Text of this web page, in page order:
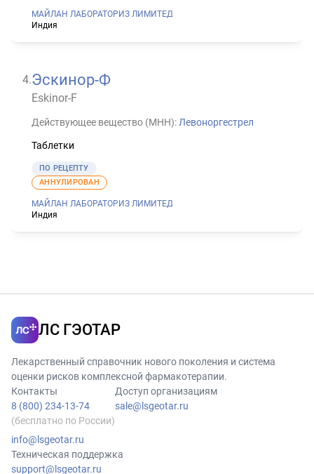
МАЙЛАН ЛАБОРАТОРИЗ ЛИМИТЕД
Индия
4.Эскинор-Ф
Eskinor-F
Действующее вещество (МНН): Левоноргестрел
Таблетки
ПО РЕЦЕПТУ
МАЙЛАН ЛАБОРАТОРИЗ ЛИМИТЕД
Индия
АННУЛИРОВАН
ЛС ГЭОТАР
Лекарственный справочник нового поколения и система
оценки рисков комплексной фармакотерапии.
Контакты
8 (800) 234-13-74
(бесплатно по России)
info@lsgeotar.ru
Доступ организациям
sale@lsgeotar.ru
Техническая поддержка
support@lsgeotar.ru